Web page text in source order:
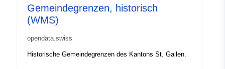
Gemeindegrenzen, historisch
(WMS)
opendata.swiss
Historische Gemeindegrenzen des Kantons St. Gallen.